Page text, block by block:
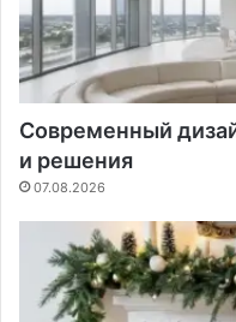
Современный
и решения
07.08.2026